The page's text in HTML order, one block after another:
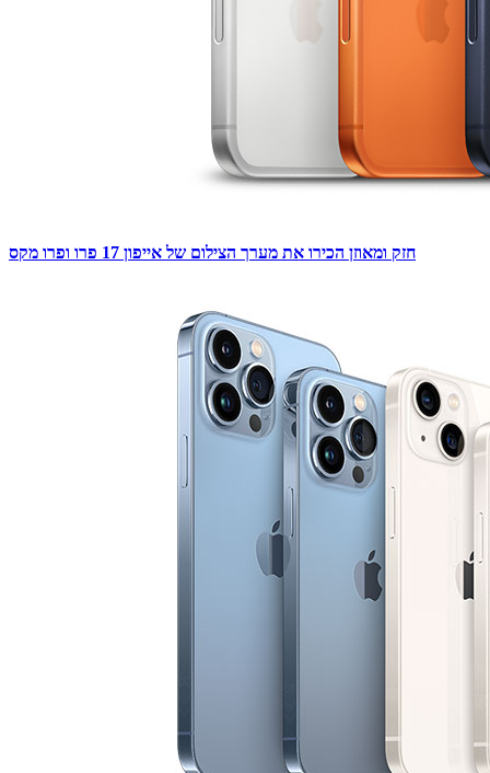
חזק ומאוזן הכירו את מערך הצילום של אייפון 17 פרו ופרו מקס